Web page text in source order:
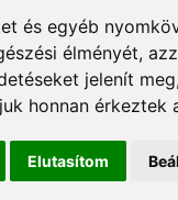
és egyéb
élményét,
jelenít
honnan érkeztek
Elutasítom